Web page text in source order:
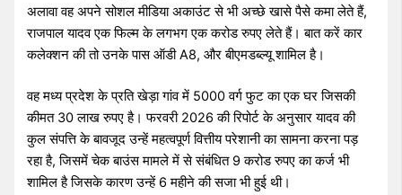
अलावा वह अपने सोशल मीडिया अकाउंट से भी अच्छे खासे पैसे कमा लेते हैं,
राजपाल यादव एक फिल्म के लगभग एक करोड रुपए लेते हैं। बात करें कार
कलेक्शन की तो उनके पास ऑडी A8, और बीएमडब्ल्यू शामिल है।
वह मध्य प्रदेश के प्रति खेड़ा गांव में 5000 वर्ग फुट का एक घर जिसकी
कीमत 30 लाख रुपए है। फरवरी 2026 की रिपोर्ट के अनुसार यादव की
कुल संपत्ति के बावजूद उन्हें महत्वपूर्ण वित्तीय परेशानी का सामना करना पड़
रहा है, जिसमें चेक बाउंस मामले में से संबंधित 9 करोड रुपए का कर्ज भी
शामिल है जिसके कारण उन्हें 6 महीने की सजा भी हुई थी।